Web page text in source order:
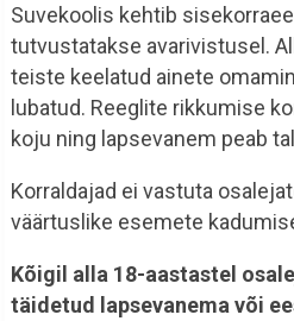
Suvekoolis kehtib
tutvustatakse avarivistusel.
teiste keelatud ainete
lubatud. Reeglite rikkumise
koju ning lapsevanem peab
Korraldajad ei vastuta
väärtuslike esemete
Kõigil alla 18-aastastel
täidetud lapsevanema või